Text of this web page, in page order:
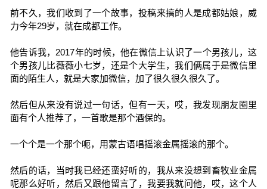
前不久，我们收到了一个故事，投稿来搞的人是成都姑娘，威
力今年29岁，就在成都工作。
他告诉我，2017年的时候，他在微信上认识了一个男孩儿，这
个男孩儿比薇薇小七岁，还是个大学生，我们俩属于是微信里
面的陌生人，就是大家加微信，加了很久很久很久了。
然后但从来没有说过一句话，但有一天，哎，我发现朋友圈里
面有个人推荐了，一首歌是那个酒保的。
一个个是一个那个呃，用蒙古语唱摇滚金属摇滚的那个。
然后的话，当时我已经还蛮好听的，我从来没想到畜牧业金属
呢那么好听，然后又跟他留言了，我要我就问他，哎，这个人